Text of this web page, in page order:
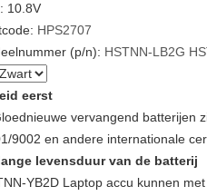
10.8V
HPS2707
(p/n): HSTNN-LB2G
eerst
vervangend batterijen
9002 en andere internationale
levensduur van de batterij
YB2D Laptop accu kunnen